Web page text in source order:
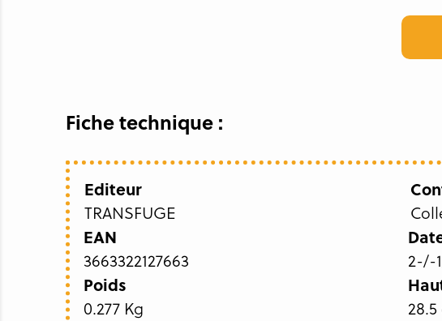
Fiche technique :
Editeur
TRANSFUGE
EAN
3663322127663 2-/-
Poids
0.277 Kg